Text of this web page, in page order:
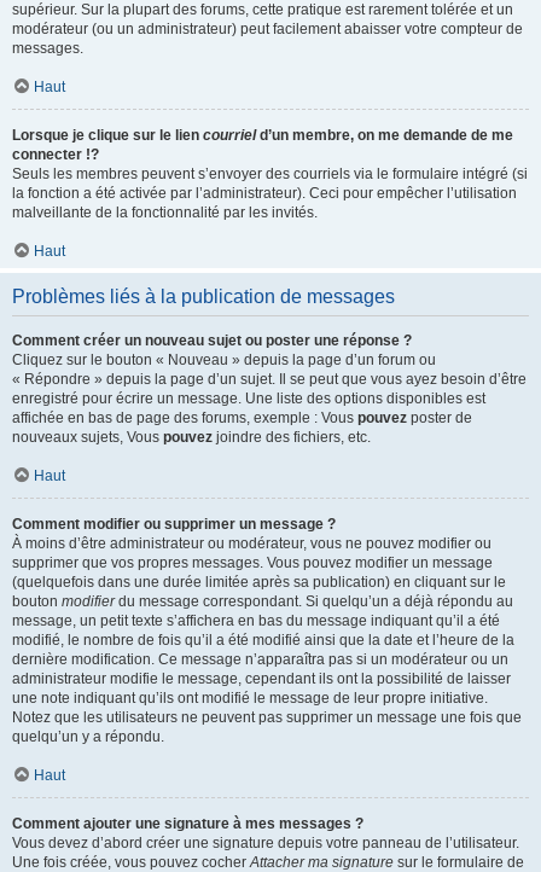
supérieur. Sur la plupart des forums, cette pratique est rarement tolérée et un
modérateur (ou un administrateur) peut facilement abaisser votre compteur de
messages.
Haut
Lorsque je clique sur le lien courrield’un membre, on me demande de me
connecter !?
Seuls les membres peuvent s’envoyer des courriels via le formulaire intégré (si
la fonction a été activée par l’administrateur). Ceci pour empêcher l’utilisation
malveillante de la fonctionnalité par les invités.
Haut
Problèmes liés à la publication de messages
Comment créer un nouveau sujet ou poster une réponse ?
Cliquez sur le bouton « Nouveau » depuis la page d’un forum ou
« Répondre » depuis la page d’un sujet. Il se peut que vous ayez besoin d’être
enregistré pour écrire un message. Une liste des options disponibles est
affichée en bas de page des forums, exemple : Vous pouvez poster de
nouveaux sujets, Vous pouvez joindre des fichiers, etc.
Haut
Comment modifier ou supprimer un message ?
À moins d’être administrateur ou modérateur, vous ne pouvez modifier ou
supprimer que vos propres messages. Vous pouvez modifier un message
(quelquefois dans une durée limitée après sa publication) en cliquant sur le
bouton modifierdu message correspondant. Si quelqu’un a déjà répondu au
message, un petit texte s’affichera en bas du message indiquant qu’il a été
modifié, le nombre de fois qu’il a été modifié ainsi que la date et l’heure de la
dernière modification. Ce message n’apparaîtra pas si un modérateur ou un
administrateur modifie le message, cependant ils ont la possibilité de laisser
une note indiquant qu’ils ont modifié le message de leur propre initiative.
Notez que les utilisateurs ne peuvent pas supprimer un message une fois que
quelqu’un y a répondu.
Haut
Comment ajouter une signature à mes messages ?
Vous devez d’abord créer une signature depuis votre panneau de l’utilisateur.
Une fois créée, vous pouvez cocherAttacher ma signature sur le formulaire de